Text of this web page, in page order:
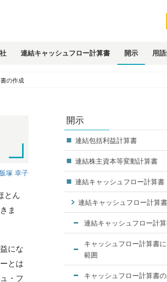
連結キャッシュフロー計算書 開示 用
の作成
塚 幸子
とん
ま
にな
とは
・フ
開示
連結包括利益計算書
連結株主資本等変動計算書
連結キャッシュフロー計算書
連結キャッシュフロー計算
連結キャッシュフロー計
キャッシュフロー計算書
範囲
キャッシュフロー計算書